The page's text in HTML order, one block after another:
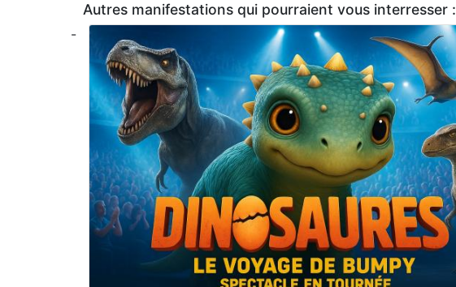
Autres manifestations qui pourraient vous interresser :
-